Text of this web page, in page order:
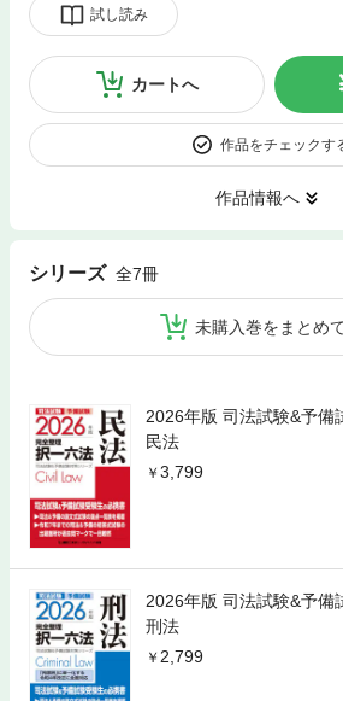
試し読み
カートへ
作品をチェックす
作品情報へ
シリーズ 全7冊
未購入巻をまとめ
2026年版 司法試験&予備
民法
3,799
2026年版 司法試験&予備
刑法
2,799